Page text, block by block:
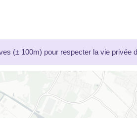
(± 100m) pour respecter la vie privée